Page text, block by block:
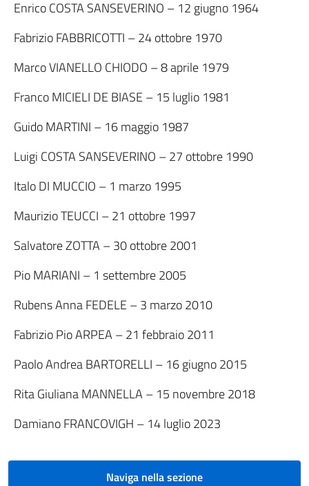
Enrico COSTA SANSEVERINO – 12 giugno 1964
Fabrizio FABBRICOTTI – 24 ottobre 1970
Marco VIANELLO CHIODO – 8 aprile 1979
Franco MICIELI DE BIASE – 15 luglio 1981
Guido MARTINI – 16 maggio 1987
Luigi COSTA SANSEVERINO – 27 ottobre 1990
Italo DI MUCCIO – 1 marzo 1995
Maurizio TEUCCI – 21 ottobre 1997
Salvatore ZOTTA – 30 ottobre 2001
Pio MARIANI – 1 settembre 2005
Rubens Anna FEDELE – 3 marzo 2010
Fabrizio Pio ARPEA – 21 febbraio 2011
Paolo Andrea BARTORELLI – 16 giugno 2015
Rita Giuliana MANNELLA – 15 novembre 2018
Damiano FRANCOVIGH – 14 luglio 2023
Naviga nella sezione